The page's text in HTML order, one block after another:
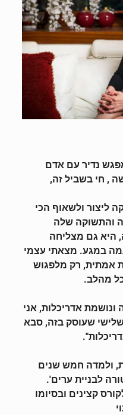
נדיר עם אדם
, חי בשביל זה,
ליצור ולשאוף הכי
והתשוקה שלה
היא גם מצליחה
במגע. מצאתי עצמי
אמתית, רק מלפגוש
מהלב.
18 אני חיה ונושמת אדריכלות, אני
שעוסק בזה, סבא
ולמדה חמש שנים
לבניית ערים'.
קצינים ובסיומו